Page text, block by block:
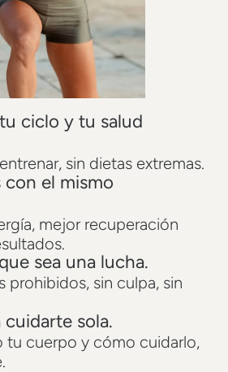
ciclo y tu salud
sin dietas extremas.
con el mismo
mejor recuperación
sea una lucha.
prohibidos, sin culpa, sin
sola.
tu cuerpo y cómo cuidarlo,